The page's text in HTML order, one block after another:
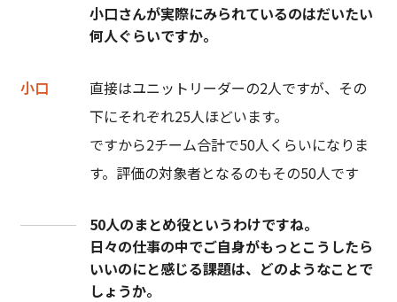
小口さんが実際にみられているのはだいたい
何人ぐらいですか。
小口
直接はユニットリーダーの2人ですが、その
下にそれぞれ25人ほどいます。
ですから2チーム合計で50人くらいになりま
す。評価の対象者となるのもその50人です
50人のまとめ役というわけですね。
日々の仕事の中でご自身がもっとこうしたら
いいのにと感じる課題は、どのようなことで
しょうか。